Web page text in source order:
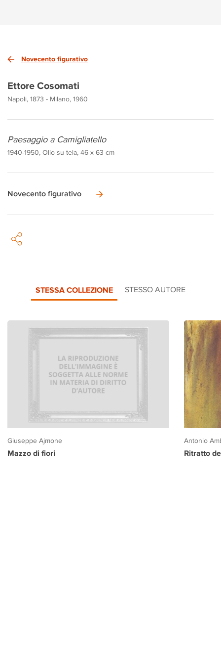
Novecento figurativo
Ettore Cosomati
Napoli, 1873 - Milano, 1960
Paesaggio a Camigliatello
1940-1950, Olio su tela, 46 x 63 cm
Novecento figurativo
STESSA COLLEZIONE STESSO AUTORE
Giuseppe Ajmone
Mazzo di fiori
Antonio
Ritratto